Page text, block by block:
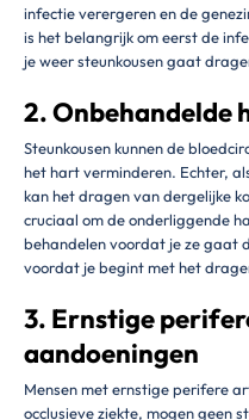
infectie verergeren en de
is het belangrijk om eerst de
je weer steunkousen gaat
2. Onbehandelde
Steunkousen kunnen de
het hart verminderen. Echter,
kan het dragen van dergelijke
cruciaal om de onderliggende
behandelen voordat je ze gaat
voordat je begint met het
3. Ernstige
aandoeningen
Mensen met ernstige perifere
occlusieve ziekte, mogen geen